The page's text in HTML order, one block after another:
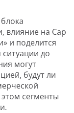
влияние на Cap
и поделится
до
могут
будут ли
сегменты